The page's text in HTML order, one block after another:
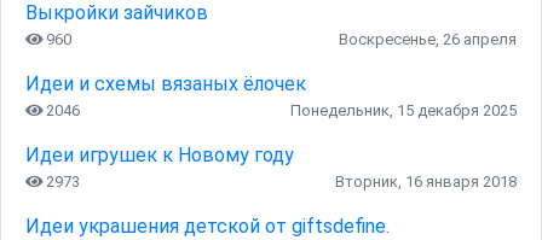
Выкройки зайчиков
960 Воскресенье, 26 апреля
Идеи и схемы вязаных ёлочек
2046 Понедельник, 15 декабря 2025
Идеи игрушек к Новому году
2973 Вторник, 16 января 2018
Идеи украшения детской от giftsdefine.